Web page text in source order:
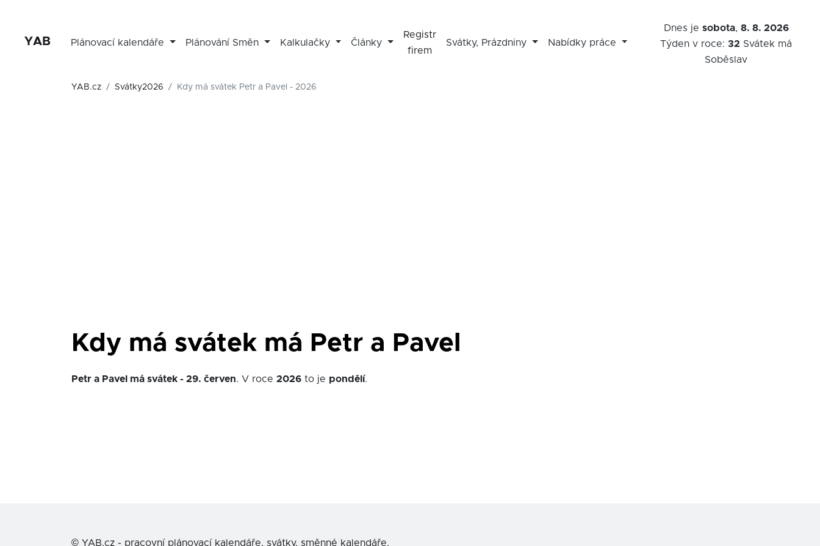
YAB Plánovací kalendáře Plánování Směn Kalkulačky Články
Registr
firem
Svátky, Prázdniny Nabídky práce
Dnes je sobota, 8. 8. 2026
Týden v roce:32 Svátek má
Soběslav
YAB.cz Svátky2026 Kdy má svátek Petr a Pavel - 2026
Kdy má svátek má Petr a Pavel
Petr a Pavel má svátek - 29. červen. V roce 2026 to je pondělí.
© YAB.cz - pracovní plánovací kalendáře, svátky, směnné kalendáře.